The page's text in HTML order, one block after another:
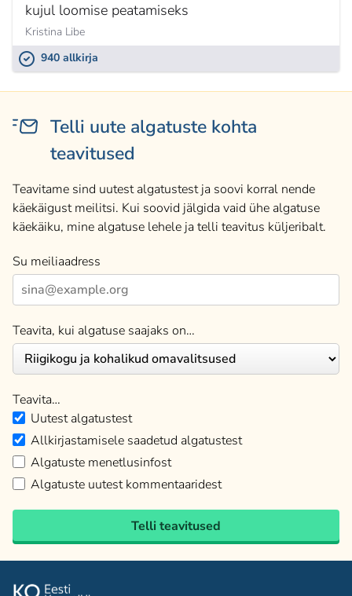
kujul loomise peatamiseks
Kristina Libe
940 allkirja
Telli uute algatuste kohta
teavitused
Teavitame sind uutest algatustest ja soovi korral nende
käekäigust meilitsi. Kui soovid jälgida vaid ühe algatuse
käekäiku, mine algatuse lehele ja telli teavitus küljeribalt.
Su meiliaadress
Teavita, kui algatuse saajaks on…
Teavita…
Uutest algatustest
Allkirjastamisele saadetud algatustest
Algatuste menetlusinfost
Algatuste uutest kommentaaridest
Telli teavitused